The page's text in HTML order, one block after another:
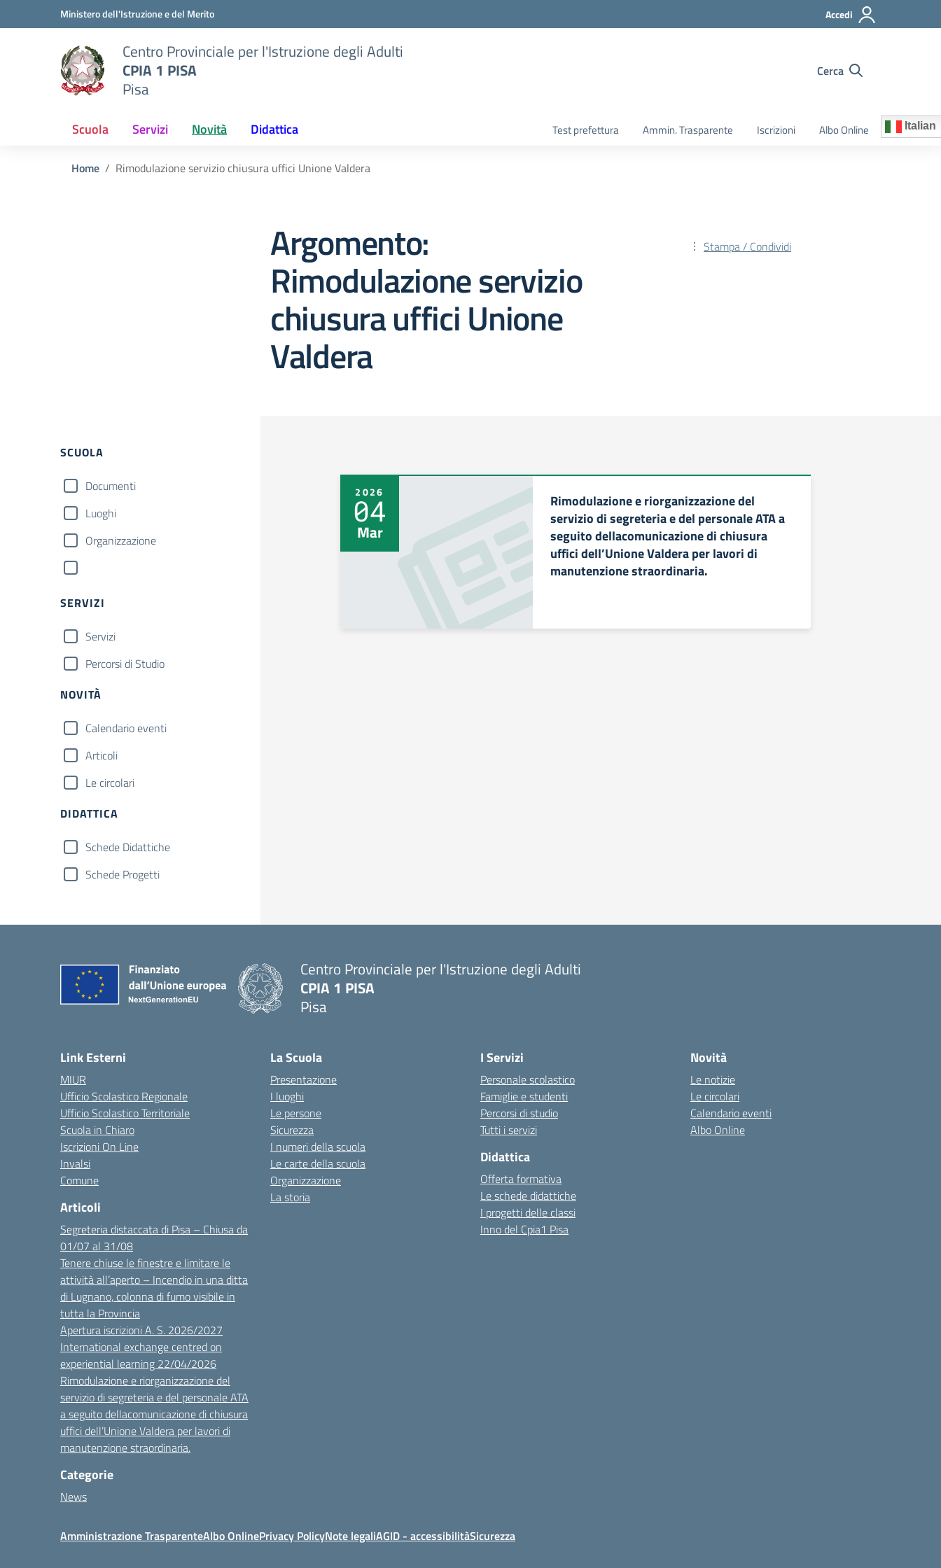
Vai ai contenuti
Vai al menu di navigazioneMinistero dell'Istruzione e del Merito Accedi
Centro Provinciale per l'Istruzione degli Adulti
CPIA 1 PISA
Pisa
Cerca
Scuola Servizi Novità Didattica Test prefettura Ammin. Trasparente Iscrizioni Albo Online Italian
Home Rimodulazione servizio chiusura uffici Unione Valdera
Argomento:
Rimodulazione servizio
chiusura uffici Unione
Valdera
Stampa / Condividi
SCUOLA
Documenti
Luoghi
Organizzazione
SERVIZI
Servizi
Percorsi di Studio
NOVITÀ
Calendario eventi
Articoli
Le circolari
DIDATTICA
Schede Didattiche
Schede Progetti
2026
04
Mar
Rimodulazione e riorganizzazione del
servizio di segreteria e del personale ATA a
seguito dellacomunicazione di chiusura
uffici dell’Unione Valdera per lavori di
manutenzione straordinaria.
Centro Provinciale per l'Istruzione degli Adulti
CPIA 1 PISA
Pisa
Link Esterni
MIUR
Ufficio Scolastico Regionale
Ufficio Scolastico Territoriale
Scuola in Chiaro
Iscrizioni On Line
Invalsi
Comune
Articoli
Segreteria distaccata di Pisa – Chiusa da
01/07 al 31/08
Tenere chiuse le finestre e limitare le
attività all’aperto – Incendio in una ditta
di Lugnano, colonna di fumo visibile in
tutta la Provincia
Apertura iscrizioni A. S. 2026/2027
International exchange centred on
experiential learning 22/04/2026
Rimodulazione e riorganizzazione del
servizio di segreteria e del personale ATA
a seguito dellacomunicazione di chiusura
uffici dell’Unione Valdera per lavori di
manutenzione straordinaria.
Categorie
News
La Scuola
Presentazione
I luoghi
Le persone
Sicurezza
I numeri della scuola
Le carte della scuola
Organizzazione
La storia
I Servizi
Personale scolastico
Famiglie e studenti
Percorsi di studio
Tutti i servizi
Didattica
Offerta formativa
Le schede didattiche
I progetti delle classi
Inno del Cpia1 Pisa
Novità
Le notizie
Le circolari
Calendario eventi
Albo Online
Amministrazione TrasparenteAlbo OnlinePrivacy PolicyNote legaliAGID - accessibilitàSicurezza